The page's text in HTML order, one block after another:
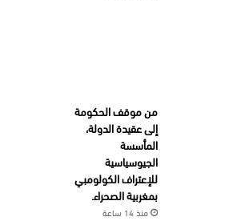
من موقف الحكومة
إلى عقيدة الدولة،
المأسسة
الجيوسياسية
للإعتراف الكولومبي
بمغربية الصحراء.
منذ 14 ساعة